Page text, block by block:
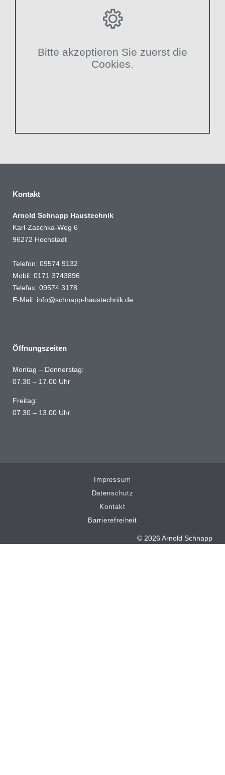
Bitte akzeptieren Sie zuerst die
Cookies.
Kontakt
Arnold Schnapp Haustechnik
Karl-Zaschka-Weg 6
96272 Hochstadt
Telefon: 09574 9132
Mobil: 0171 3743896
Telefax: 09574 3178
E-Mail: info@schnapp-haustechnik.de
Öffnungszeiten
Montag – Donnerstag:
07.30 – 17.00 Uhr
Freitag:
07.30 – 13.00 Uhr
Impressum
Datenschutz
Kontakt
Barrierefreiheit
© 2026 Arnold Schnapp